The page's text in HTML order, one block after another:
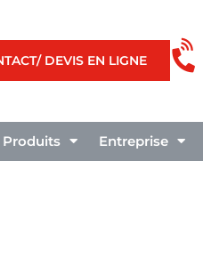
DEVIS EN LIGNE
Entreprise